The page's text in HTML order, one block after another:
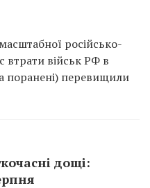
російсько-
втрати військ РФ в
поранені) перевищили
дощі: